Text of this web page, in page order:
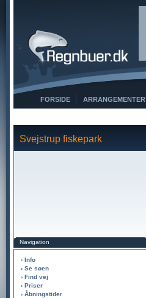
FORSIDE ARRANGEMENTER
Svejstrup fiskepark
Navigation
› Info
› Se søen
› Find vej
› Priser
› Åbningstider